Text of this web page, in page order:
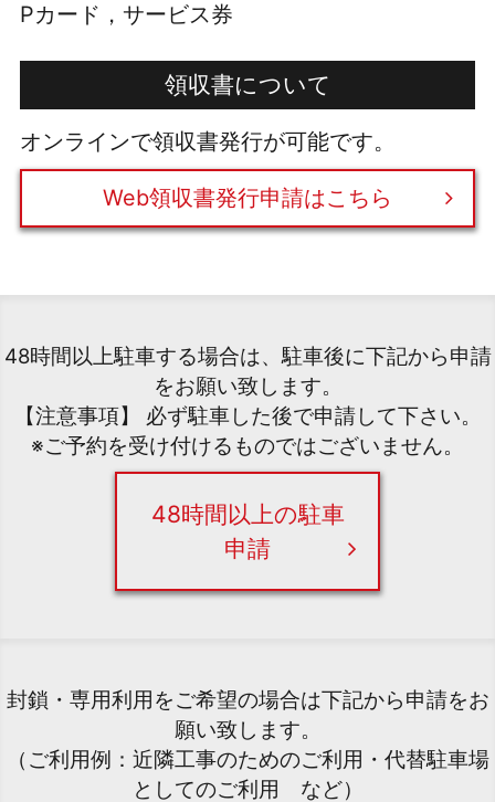
Pカード，サービス券
領収書について
オンラインで領収書発行が可能です。
Web領収書発行申請はこちら
48時間以上駐車する場合は、駐車後に下記から申請
をお願い致します。
【注意事項】 必ず駐車した後で申請して下さい。
※ご予約を受け付けるものではございません。
48時間以上の駐車
申請
封鎖・専用利用をご希望の場合は下記から申請をお
願い致します。
（ご利用例：近隣工事のためのご利用・代替駐車場
としてのご利用 など）